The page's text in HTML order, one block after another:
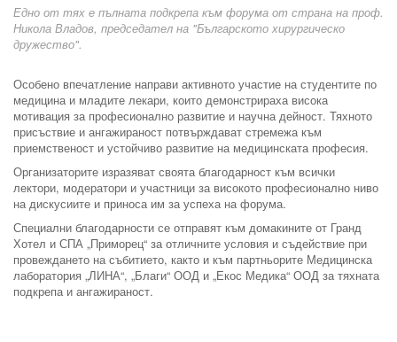
Едно от тях е пълната подкрепа към форума от страна на проф.
Никола Владов, председател на "Българското хирургическо
дружество".
Особено впечатление направи активното участие на студентите по
медицина и младите лекари, които демонстрираха висока
мотивация за професионално развитие и научна дейност. Тяхното
присъствие и ангажираност потвърждават стремежа към
приемственост и устойчиво развитие на медицинската професия.
Организаторите изразяват своята благодарност към всички
лектори, модератори и участници за високото професионално ниво
на дискусиите и приноса им за успеха на форума.
Специални благодарности се отправят към домакините от Гранд
Хотел и СПА „Приморец“ за отличните условия и съдействие при
провеждането на събитието, както и към партньорите Медицинска
лаборатория „ЛИНА“, „Благи“ ООД и „Екос Медика“ ООД за тяхната
подкрепа и ангажираност.